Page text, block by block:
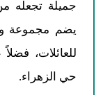
جميلة تجعله
يضم مجموعة
للعائلات،
حي الزهراء.